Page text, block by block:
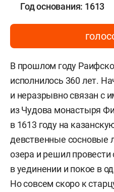
Год основания: 1613
В прошлом году
исполнилось 360 лет.
и неразрывно связан с
из Чудова монастыря
в 1613 году на
девственные сосновые
озера и решил провести
в уединении и покое в
Но совсем скоро к